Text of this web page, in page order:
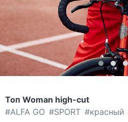
Топ Woman high-cut
#ALFA GO #SPORT #красный